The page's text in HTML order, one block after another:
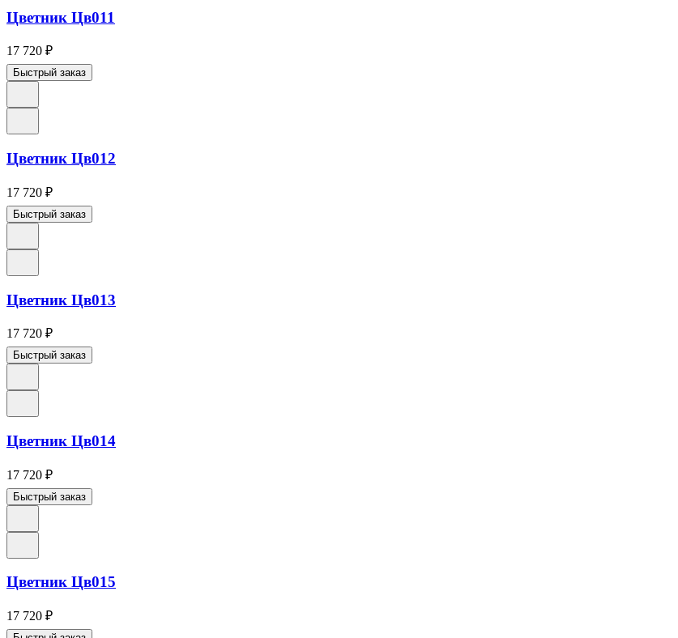
Цветник Цв011
17 720 ₽
Быстрый заказ
Цветник Цв012
17 720 ₽
Быстрый заказ
Цветник Цв013
17 720 ₽
Быстрый заказ
Цветник Цв014
17 720 ₽
Быстрый заказ
Цветник Цв015
17 720 ₽